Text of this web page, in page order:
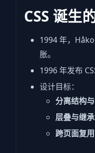
CSS 诞生
1994 年，
胀。
1996 年发布
设计目标：
分离结构
层叠与继承
跨页面复用